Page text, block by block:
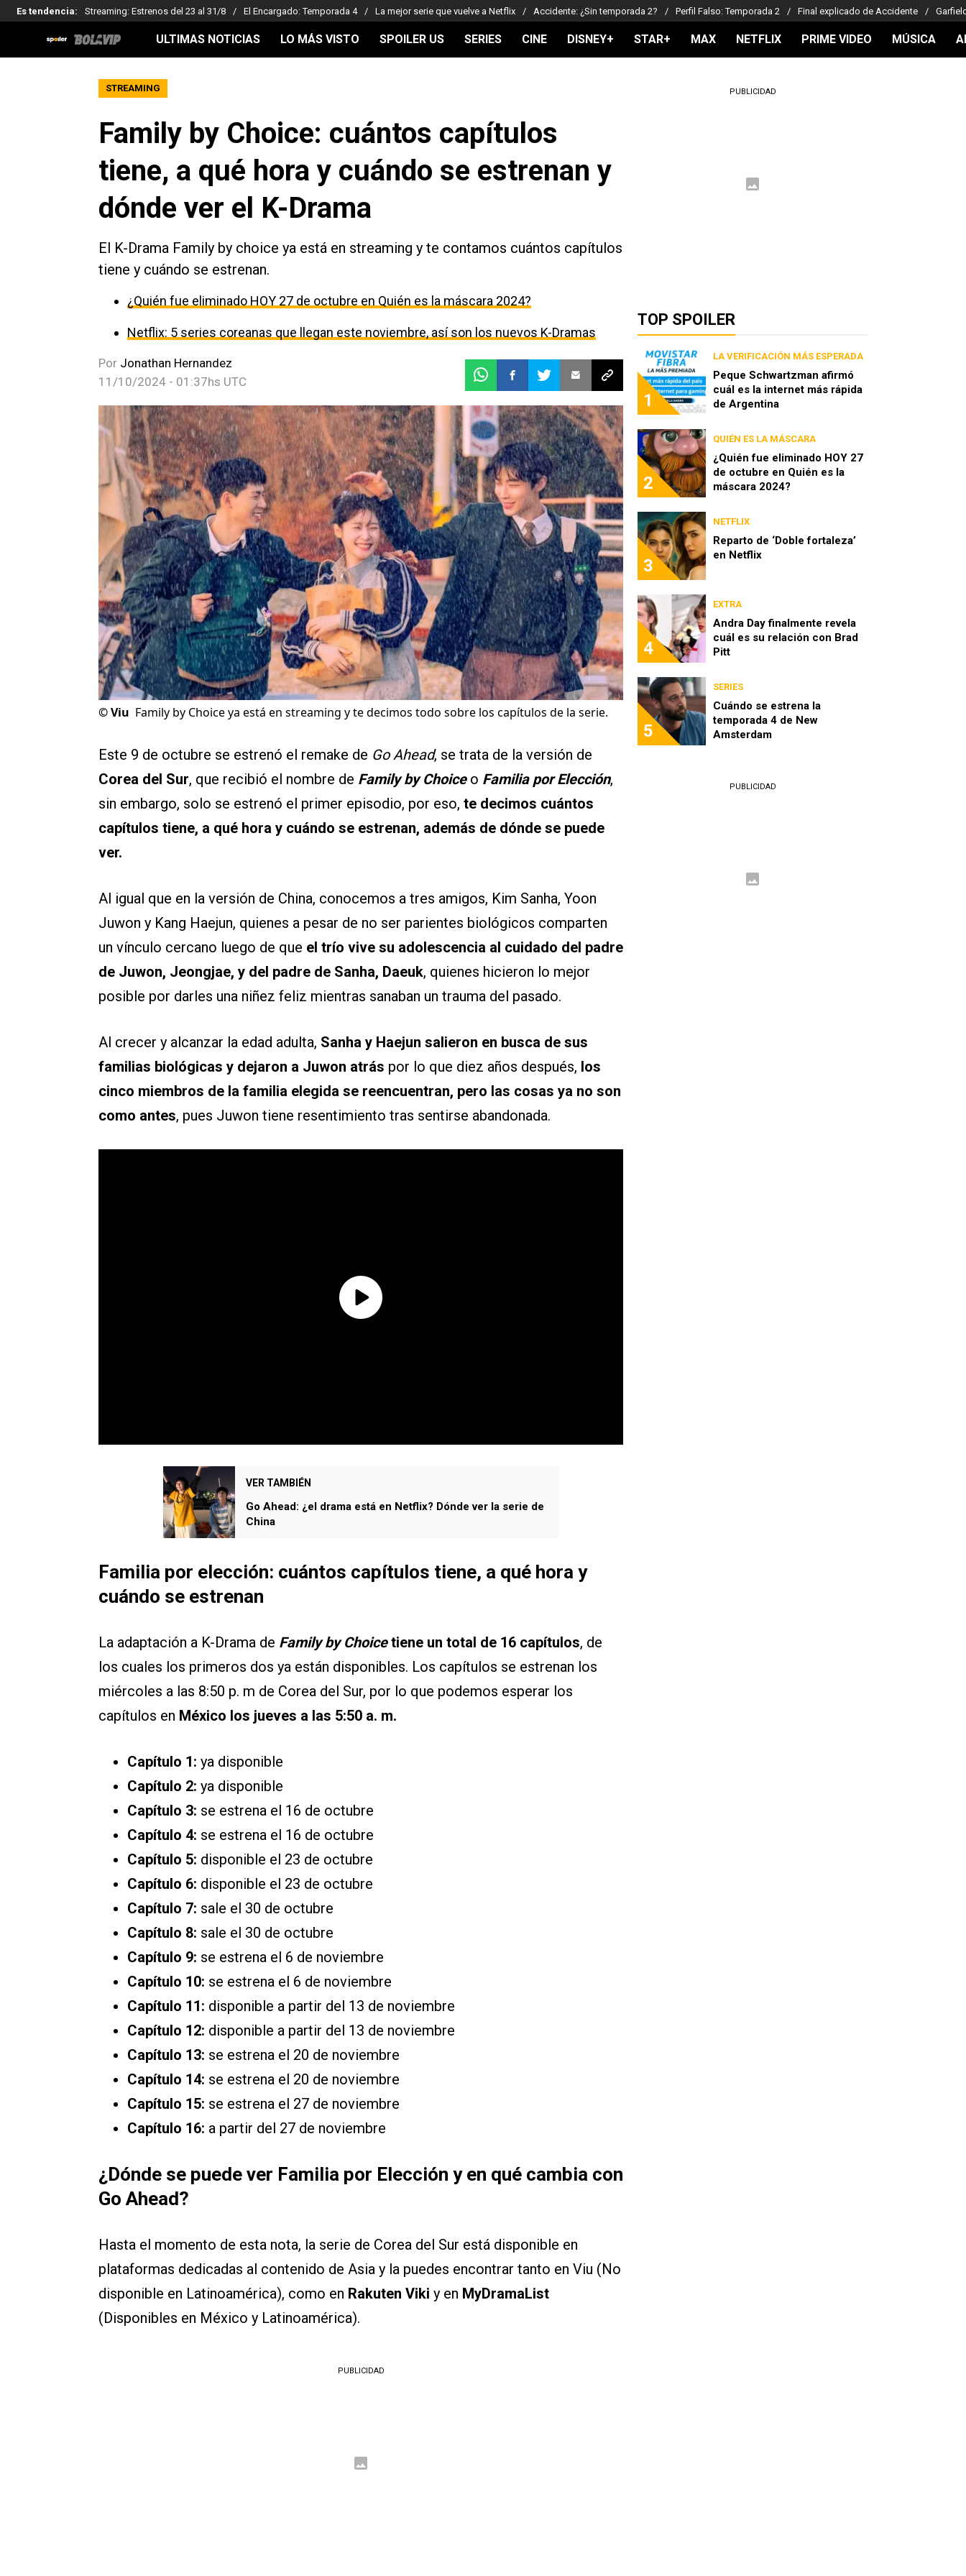
Es tendencia: Streaming: Estrenos del 23 al 31/8 El Encargado: Temporada 4 La mejor serie que vuelve a Netflix Accidente: ¿Sin temporada 2? Perfil Falso: Temporada 2 Final explicado de Accidente
ULTIMAS NOTICIAS LO MÁS VISTO SPOILER US SERIES CINE DISNEY+ STAR+ MAX NETFLIX PRIME VIDEO MÚSICA
STREAMING
Family by Choice: cuántos capítulos
tiene, a qué hora y cuándo se estrenan y
dónde ver el K-Drama
El K-Drama Family by choice ya está en streaming y te contamos cuántos capítulos
tiene y cuándo se estrenan.
¿Quién fue eliminado HOY 27 de octubre en Quién es la máscara 2024?
Netflix: 5 series coreanas que llegan este noviembre, así son los nuevos K-Dramas
Por Jonathan Hernandez
11/10/2024 - 01:37hs UTC
©Viu Family by Choice ya está en streaming y te decimos todo sobre los capítulos de la serie.
Este 9 de octubre se estrenó el remake de Go Ahead, se trata de la versión de
Corea del Sur, que recibió el nombre de Family by Choice o Familia por Elección,
sin embargo, solo se estrenó el primer episodio, por eso, te decimos cuántos
capítulos tiene, a qué hora y cuándo se estrenan, además de dónde se puede
ver.
Al igual que en la versión de China, conocemos a tres amigos, Kim Sanha, Yoon
Juwon y Kang Haejun, quienes a pesar de no ser parientes biológicos comparten
un vínculo cercano luego de que el trío vive su adolescencia al cuidado del padre
de Juwon, Jeongjae, y del padre de Sanha, Daeuk, quienes hicieron lo mejor
posible por darles una niñez feliz mientras sanaban un trauma del pasado.
Al crecer y alcanzar la edad adulta, Sanha y Haejun salieron en busca de sus
familias biológicas y dejaron a Juwon atrás por lo que diez años después, los
cinco miembros de la familia elegida se reencuentran, pero las cosas ya no son
como antes, pues Juwon tiene resentimiento tras sentirse abandonada.
VER TAMBIÉN
Go Ahead: ¿el drama está en Netflix? Dónde ver la serie de
China
Familia por elección: cuántos capítulos tiene, a qué hora y
cuándo se estrenan
La adaptación a K-Drama de Family by Choicetiene un total de 16 capítulos, de
los cuales los primeros dos ya están disponibles. Los capítulos se estrenan los
miércoles a las 8:50 p. m de Corea del Sur, por lo que podemos esperar los
capítulos en México los jueves a las 5:50 a. m.
Capítulo 1: ya disponible
Capítulo 2: ya disponible
Capítulo 3: se estrena el 16 de octubre
Capítulo 4: se estrena el 16 de octubre
Capítulo 5: disponible el 23 de octubre
Capítulo 6: disponible el 23 de octubre
Capítulo 7: sale el 30 de octubre
Capítulo 8: sale el 30 de octubre
Capítulo 9: se estrena el 6 de noviembre
Capítulo 10: se estrena el 6 de noviembre
Capítulo 11: disponible a partir del 13 de noviembre
Capítulo 12: disponible a partir del 13 de noviembre
Capítulo 13: se estrena el 20 de noviembre
Capítulo 14: se estrena el 20 de noviembre
Capítulo 15: se estrena el 27 de noviembre
Capítulo 16: a partir del 27 de noviembre
¿Dónde se puede ver Familia por Elección y en qué cambia con
Go Ahead?
Hasta el momento de esta nota, la serie de Corea del Sur está disponible en
plataformas dedicadas al contenido de Asia y la puedes encontrar tanto en Viu (No
disponible en Latinoamérica), como en Rakuten Viki y en MyDramaList
(Disponibles en México y Latinoamérica).
PUBLICIDAD
PUBLICIDAD
TOP SPOILER
1
LA VERIFICACIÓN MÁS ESPERADA
Peque Schwartzman afirmó
cuál es la internet más rápida
de Argentina
2
QUIÉN ES LA MÁSCARA
¿Quién fue eliminado HOY 27
de octubre en Quién es la
máscara 2024?
3
NETFLIX
Reparto de ‘Doble fortaleza’
en Netflix
4
EXTRA
Andra Day finalmente revela
cuál es su relación con Brad
Pitt
5
SERIES
Cuándo se estrena la
temporada 4 de New
Amsterdam
PUBLICIDAD